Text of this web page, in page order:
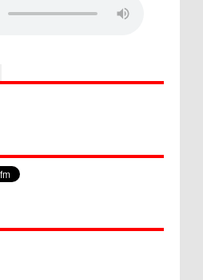
Bangun Islamic Centre di
Forum 2022: